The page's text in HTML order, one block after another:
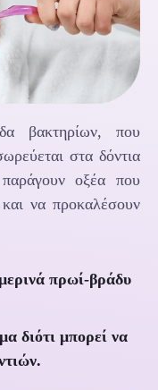
βακτηρίων, που
στα δόντια
οξέα που
να προκαλέσουν
πρωί-βράδυ
διότι μπορεί να